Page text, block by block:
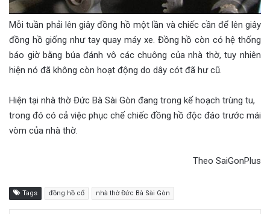
Mỗi tuần phải lên giây đồng hồ một lần và chiếc cần để lên giây
đồng hồ giống như tay quay máy xe. Đồng hồ còn có hệ thống
báo giờ bằng búa đánh vô các chuông của nhà thờ, tuy nhiên
hiện nó đã không còn hoạt động do dây cót đã hư cũ.
Hiện tại nhà thờ Đức Bà Sài Gòn đang trong kế hoạch trùng tu,
trong đó có cả việc phục chế chiếc đồng hồ độc đáo trước mái
vòm của nhà thờ.
Theo SaiGonPlus
Tags đồng hồ cổ nhà thờ Đức Bà Sài Gòn